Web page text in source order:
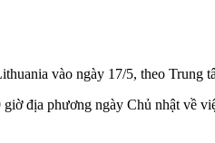
vào ngày 17/5, theo Trung
địa phương ngày Chủ nhật về